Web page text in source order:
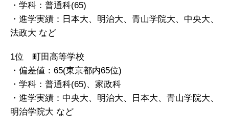
・学科：普通科(65)
・進学実績：日本大、明治大、青山学院大、中央大、
法政大 など
1位 町田高等学校
・偏差値：65(東京都内65位)
・学科：普通科(65)、家政科
・進学実績：中央大、明治大、日本大、青山学院大、
明治学院大 など